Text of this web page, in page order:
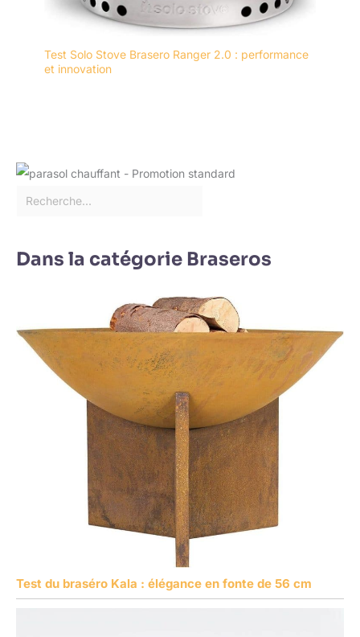
Test Solo Stove Brasero Ranger 2.0 : performance
et innovation
Dans la catégorie Braseros
Test du braséro Kala : élégance en fonte de 56 cm